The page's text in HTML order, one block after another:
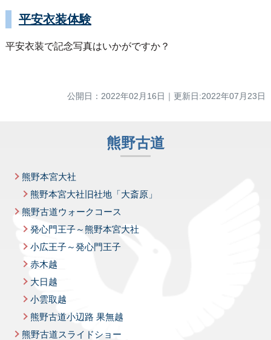
平安衣装体験
平安衣装で記念写真はいかがですか？
公開日： 2022年02月16日 ｜更新日:2022年07月23日
熊野古道
熊野本宮大社
熊野本宮大社旧社地「大斎原」
熊野古道ウォークコース
発心門王子～熊野本宮大社
小広王子～発心門王子
赤木越
大日越
小雲取越
熊野古道小辺路 果無越
熊野古道スライドショー